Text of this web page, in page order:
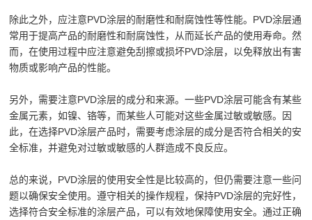
除此之外，应注意PVD涂层的耐磨性和耐腐蚀性等性能。PVD涂层通
常用于提高产品的耐磨性和耐腐蚀性，从而延长产品的使用寿命。然
而，在使用过程中应注意避免刮擦或损坏PVD涂层，以免释放出有害
物质或影响产品的性能。
另外，需要注意PVD涂层的成分和来源。一些PVD涂层可能含有某些
金属元素，如镍、铬等，而某些人可能对这些金属过敏或敏感。因
此，在选择PVD涂层产品时，需要考虑涂层的成分是否符合相关的安
全标准，并避免对过敏或敏感的人群造成不良反应。
总的来说，PVD涂层的使用安全性是比较高的，但仍需要注意一些问
题以确保安全使用。遵守相关的操作规程，保持PVD涂层的完好性，
选择符合安全标准的涂层产品，可以有效地保障使用安全。通过正确